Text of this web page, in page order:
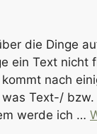
die Dinge
ein Text nicht
nach
Text-/
werde ich …